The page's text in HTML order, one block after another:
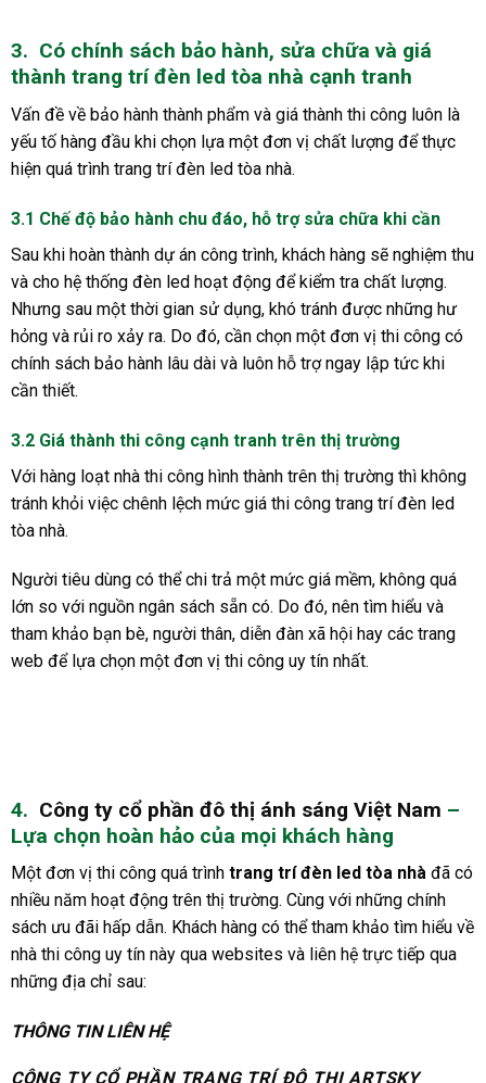
3. Có chính sách bảo hành, sửa chữa và giá
thành trang trí đèn led tòa nhà cạnh tranh
Vấn đề về bảo hành thành phẩm và giá thành thi công luôn là
yếu tố hàng đầu khi chọn lựa một đơn vị chất lượng để thực
hiện quá trình trang trí đèn led tòa nhà.
3.1 Chế độ bảo hành chu đáo, hỗ trợ sửa chữa khi cần
Sau khi hoàn thành dự án công trình, khách hàng sẽ nghiệm thu
và cho hệ thống đèn led hoạt động để kiểm tra chất lượng.
Nhưng sau một thời gian sử dụng, khó tránh được những hư
hỏng và rủi ro xảy ra. Do đó, cần chọn một đơn vị thi công có
chính sách bảo hành lâu dài và luôn hỗ trợ ngay lập tức khi
cần thiết.
3.2 Giá thành thi công cạnh tranh trên thị trường
Với hàng loạt nhà thi công hình thành trên thị trường thì không
tránh khỏi việc chênh lệch mức giá thi công trang trí đèn led
tòa nhà.
Người tiêu dùng có thể chi trả một mức giá mềm, không quá
lớn so với nguồn ngân sách sẵn có. Do đó, nên tìm hiểu và
tham khảo bạn bè, người thân, diễn đàn xã hội hay các trang
web để lựa chọn một đơn vị thi công uy tín nhất.
4. Công ty cổ phần đô thị ánh sáng Việt Nam –
Lựa chọn hoàn hảo của mọi khách hàng
Một đơn vị thi công quá trình trang trí đèn led tòa nhàđã có
nhiều năm hoạt động trên thị trường. Cùng với những chính
sách ưu đãi hấp dẫn. Khách hàng có thể tham khảo tìm hiểu về
nhà thi công uy tín này qua websites và liên hệ trực tiếp qua
những địa chỉ sau:
THÔNG TIN LIÊN HỆ
CÔNG TY CỔ PHẦN TRANG TRÍ ĐÔ THỊ ARTSKY